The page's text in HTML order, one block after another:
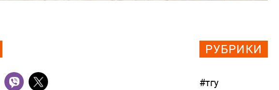
РУБРИКИ
#тгу